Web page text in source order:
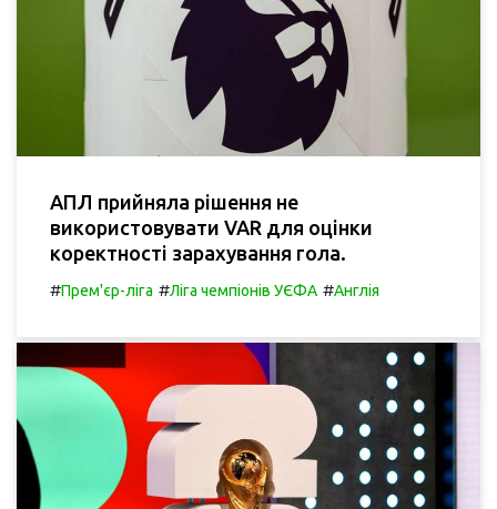
АПЛ прийняла рішення не
використовувати VAR для оцінки
коректності зарахування гола.
#Прем'єр-ліга #Ліга чемпіонів УЄФА #Англія